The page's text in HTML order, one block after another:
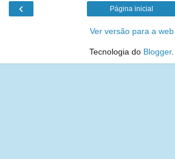
‹ Página inicial
Ver versão para a web
Tecnologia do Blogger.